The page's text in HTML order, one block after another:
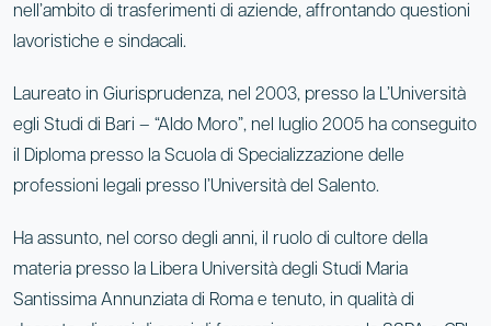
nell’ambito di trasferimenti di aziende, affrontando questioni
lavoristiche e sindacali.
Laureato in Giurisprudenza, nel 2003, presso la L’Università
egli Studi di Bari – “Aldo Moro”, nel luglio 2005 ha conseguito
il Diploma presso la Scuola di Specializzazione delle
professioni legali presso l’Università del Salento.
Ha assunto, nel corso degli anni, il ruolo di cultore della
materia presso la Libera Università degli Studi Maria
Santissima Annunziata di Roma e tenuto, in qualità di